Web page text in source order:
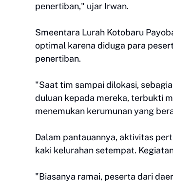
penertiban," ujar Irwan.
Smeentara Lurah Kotobaru
optimal karena diduga para
penertiban.
"Saat tim sampai dilokasi,
duluan kepada mereka, terbukti
menemukan kerumunan yang
Dalam pantauannya, aktivitas
kaki kelurahan setempat.
"Biasanya ramai, peserta dari